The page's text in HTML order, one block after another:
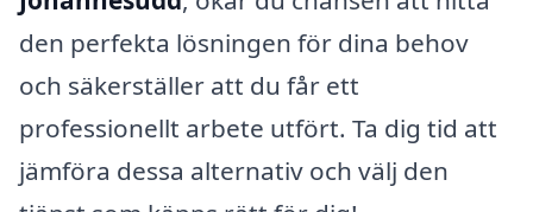
den perfekta lösningen för dina behov
och säkerställer att du får ett
professionellt arbete utfört. Ta dig tid att
jämföra dessa alternativ och välj den